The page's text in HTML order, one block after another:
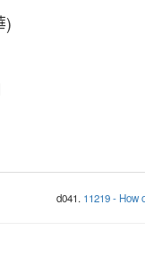
)
d041. 11219 - How